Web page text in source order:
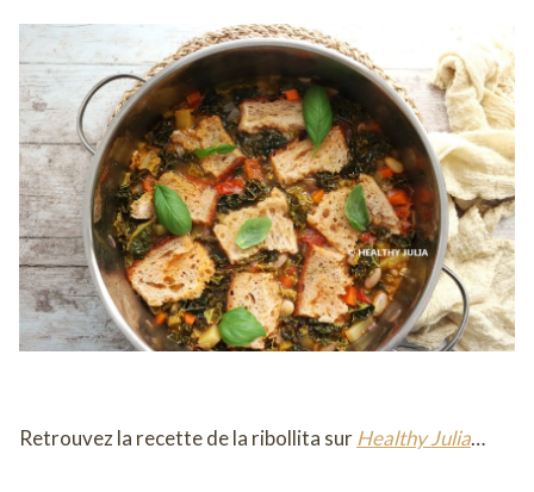
Retrouvez la recette de la ribollita sur Healthy Julia…